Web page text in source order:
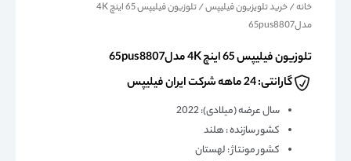
خانه/خرید تلویزیون فیلیپس
/ تلوزیون فیلیپس 65 اینچ 4K
مدل65pus8807
تلوزیون فیلیپس 65 اینچ 4K مدل65pus8807
گارانتی: 24 ماهه شرکت ایران فیلیپس
سال عرضه (میلادی): 2022
کشور سازنده : هلند
کشور مونتاژ : لهستان